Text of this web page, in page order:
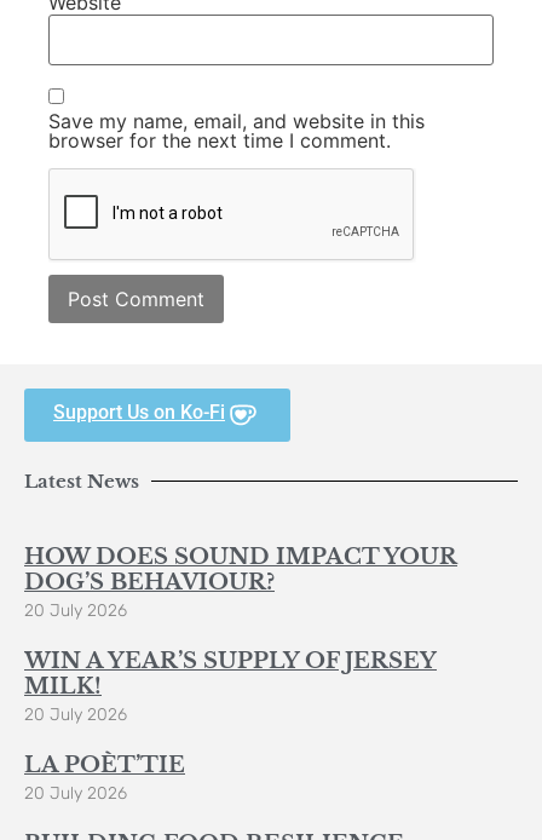
Save my name, email, and website in this
browser for the next time I comment.
Support Us on Ko-Fi
Latest News
HOW DOES SOUND IMPACT YOUR
DOG’S BEHAVIOUR?
20 July 2026
WIN A YEAR’S SUPPLY OF JERSEY
MILK!
20 July 2026
LA POÈT’TIE
20 July 2026